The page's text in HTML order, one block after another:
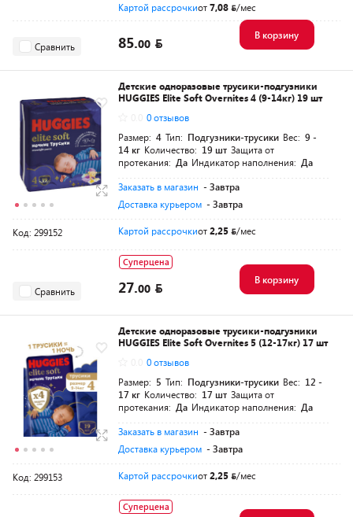
Картой рассрочкиот7,08 /мес
Сравнить 85.00
В корзину
Детские одноразовые трусики-подгузники
HUGGIES Elite Soft Overnites 4 (9-14кг) 19 шт
0 отзывов
Размер: 4 Тип: Подгузники-трусики Вес: 9 -
14 кг Количество: 19 шт Защита от
протекания: Да Индикатор наполнения: Да
Заказать в магазин - Завтра
Доставка курьером - Завтра
Код: 299152 Картой рассрочкиот2,25 /мес
Сравнить
Суперцена
27.00
В корзину
Детские одноразовые трусики-подгузники
HUGGIES Elite Soft Overnites 5 (12-17кг) 17 шт
0 отзывов
Размер: 5 Тип: Подгузники-трусики Вес: 12 -
17 кг Количество: 17 шт Защита от
протекания: Да Индикатор наполнения: Да
Заказать в магазин - Завтра
Доставка курьером - Завтра
Код: 299153 Картой рассрочкиот2,25 /мес
Суперцена